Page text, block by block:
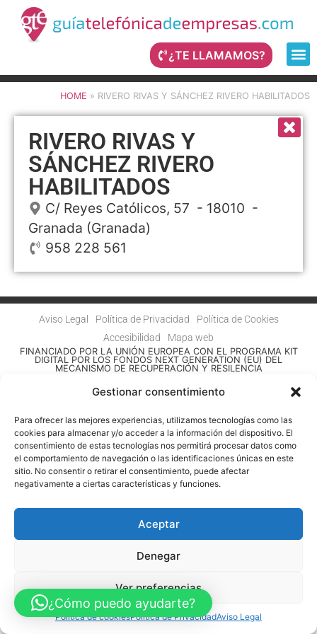
Gestionar consentimiento
Para ofrecer las mejores experiencias, utilizamos tecnologías como las
cookies para almacenar y/o acceder a la información del dispositivo. El
consentimiento de estas tecnologías nos permitirá procesar datos como
el comportamiento de navegación o las identificaciones únicas en este
sitio. No consentir o retirar el consentimiento, puede afectar
negativamente a ciertas características y funciones.
Aceptar
Denegar
Ver preferencias
Política de cookiesPolítica de PrivacidadAviso Legal
¿TE LLAMAMOS?
HOME » RIVERO RIVAS Y SÁNCHEZ RIVERO HABILITADOS
RIVERO RIVAS Y
SÁNCHEZ RIVERO
HABILITADOS
C/ Reyes Católicos, 57 - 18010 -
Granada (Granada)
958 228 561
Aviso Legal Política de Privacidad
Política de Cookies
Accesibilidad
Mapa web
FINANCIADO POR LA UNIÓN EUROPEA CON EL PROGRAMA KIT
DIGITAL POR LOS FONDOS NEXT GENERATION (EU) DEL
MECANISMO DE RECUPERACIÓN Y RESILENCIA
¿Cómo puedo ayudarte?